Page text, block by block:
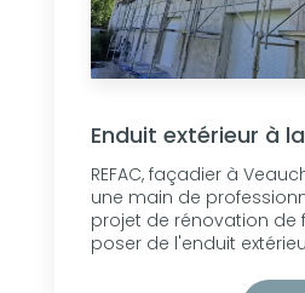
Enduit extérieur à
REFAC, façadier à
une main de
projet de rénovation de
poser de l'enduit